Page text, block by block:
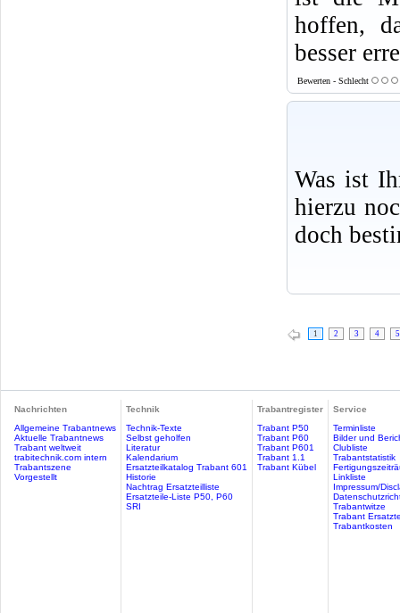
hoffen,
besser
Bewerten - Schlecht
Was ist
hierzu
doch
1 2 3 4 5
Nachrichten
Allgemeine Trabantnews
Aktuelle Trabantnews
Trabant weltweit
trabitechnik.com intern
Trabantszene
Vorgestellt
Technik
Technik-Texte
Selbst geholfen
Literatur
Kalendarium
Ersatzteilkatalog Trabant 601
Historie
Nachtrag Ersatzteilliste
Ersatzteile-Liste P50, P60
SRI
Trabantregister
Trabant P50
Trabant P60
Trabant P601
Trabant 1.1
Trabant Kübel
Service
Terminliste
Bilder und
Clubliste
Trabantstatistik
Linkliste
Impressum/
Trabantwitze
Trabant
Trabantkosten